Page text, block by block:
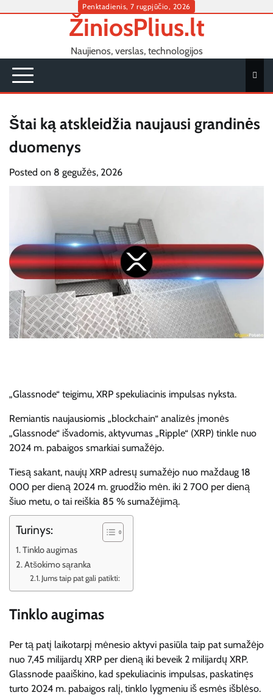
Penktadienis, 7 rugpjūčio, 2026
ŽiniosPlius.lt
Naujienos, verslas, technologijos
Štai ką atskleidžia naujausi grandinės
duomenys
Posted on 8 gegužės, 2026
„Glassnode“ teigimu, XRP spekuliacinis impulsas nyksta.
Remiantis naujausiomis „blockchain“ analizės įmonės
„Glassnode“ išvadomis, aktyvumas „Ripple“ (XRP) tinkle nuo
2024 m. pabaigos smarkiai sumažėjo.
Tiesą sakant, naujų XRP adresų sumažėjo nuo maždaug 18
000 per dieną 2024 m. gruodžio mėn. iki 2 700 per dieną
šiuo metu, o tai reiškia 85 % sumažėjimą.
Turinys:
Tinklo augimas
Atšokimo sąranka
Jums taip pat gali patikti:
Tinklo augimas
Per tą patį laikotarpį mėnesio aktyvi pasiūla taip pat sumažėjo
nuo 7,45 milijardų XRP per dieną iki beveik 2 milijardų XRP.
Glassnode paaiškino, kad spekuliacinis impulsas, paskatinęs
turto 2024 m. pabaigos ralį, tinklo lygmeniu iš esmės išblėso.